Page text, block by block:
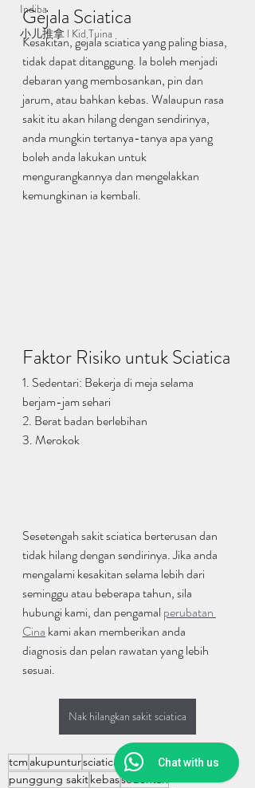
Indiba
小儿推拿 l Kid Tuina
Gejala Sciatica
Kesakitan, gejala sciatica yang paling biasa,
tidak dapat ditanggung. Ia boleh menjadi
debaran yang membosankan, pin dan
jarum, atau bahkan kebas. Walaupun rasa
sakit itu akan hilang dengan sendirinya,
anda mungkin tertanya-tanya apa yang
boleh anda lakukan untuk
mengurangkannya dan mengelakkan
kemungkinan ia kembali.
Faktor Risiko untuk Sciatica
1. Sedentari: Bekerja di meja selama
berjam-jam sehari
2. Berat badan berlebihan
3. Merokok
Sesetengah sakit sciatica berterusan dan
tidak hilang dengan sendirinya. Jika anda
mengalami kesakitan selama lebih dari
seminggu atau beberapa tahun, sila
hubungi kami, dan pengamal perubatan
Cina kami akan memberikan anda
diagnosis dan pelan rawatan yang lebih
sesuai.
Nak hilangkan sakit sciatica
tcm akupuntursciatica
belakang sakit
punggung sakitkebassedentari
Chat with us